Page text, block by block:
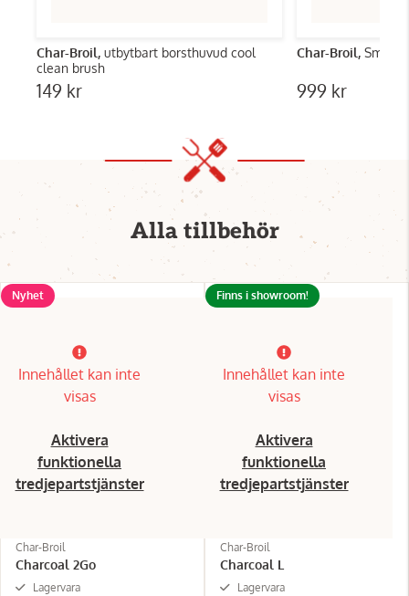
Char-Broil, utbytbart borsthuvud cool
clean brush
149 kr
Char-Broil,
999 kr
Alla tillbehör
Innehållet kan inte
visas
Aktivera
funktionella
tredjepartstjänster
Char-Broil
Charcoal 2Go
Lagervara
Nyhet
Innehållet kan inte
visas
Aktivera
funktionella
tredjepartstjänster
Char-Broil
Charcoal L
Lagervara
Finns i showroom!